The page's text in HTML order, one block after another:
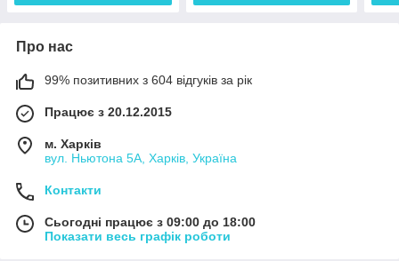
Про нас
99% позитивних з 604 відгуків за рік
Працює з 20.12.2015
м. Харків
вул. Ньютона 5А, Харків, Україна
Контакти
Сьогодні працює з 09:00 до 18:00
Показати весь графік роботи